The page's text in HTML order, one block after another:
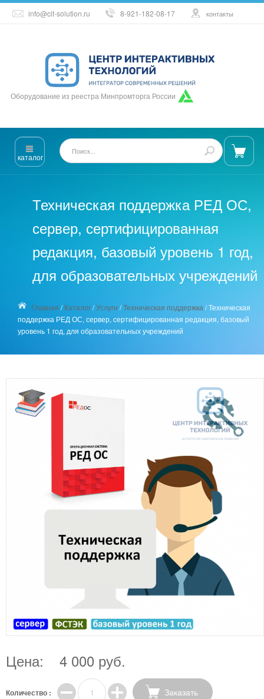
info@cit-solution.ru 8-921-182-08-17 контакты
Оборудование из реестра Минпромторга России
каталог
Техническая поддержка РЕД ОС,
сервер, сертифицированная
редакция, базовый уровень 1 год,
для образовательных учреждений
Главная /Каталог/Услуги /Техническая поддержка /Техническая
поддержка РЕД ОС, сервер, сертифицированная редакция, базовый
уровень 1 год, для образовательных учреждений
Цена: 4 000 руб.
Количество : Заказать